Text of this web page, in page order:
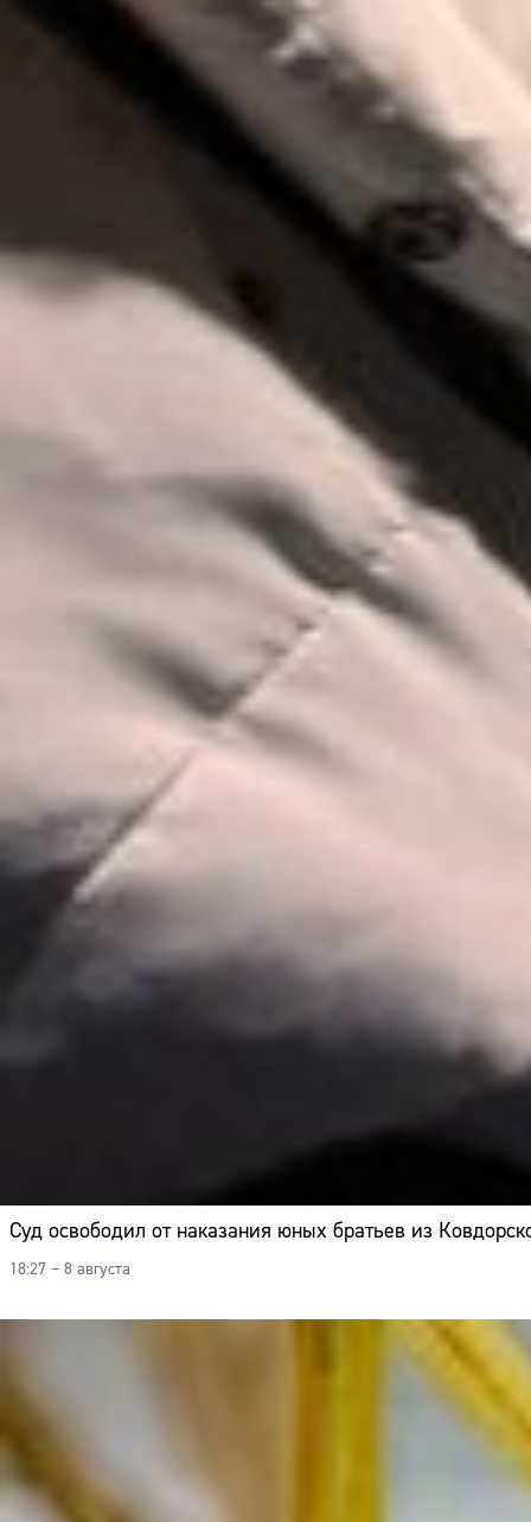
Суд освободил от наказания юных братьев из
18:27 – 8 августа